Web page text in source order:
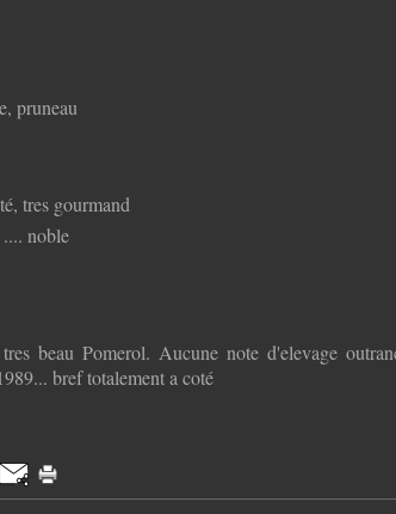
pruneau
tres gourmand
noble
beau Pomerol. Aucune note d'elevage
bref totalement a coté